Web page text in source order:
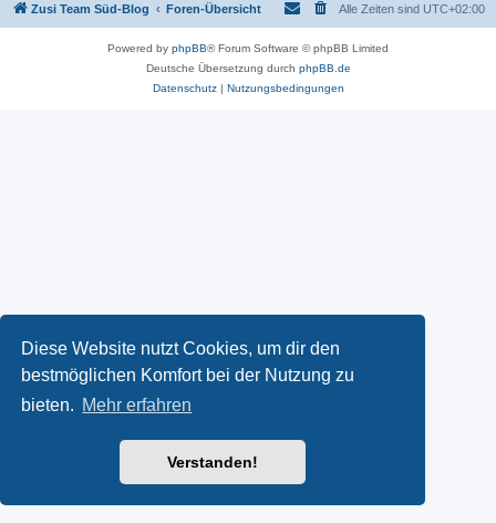
Diese Website nutzt Cookies, um dir den
bestmöglichen Komfort bei der Nutzung zu
bieten. Mehr erfahren
Verstanden!
Zusi Team Süd-Blog Foren-Übersicht Alle Zeiten sind UTC+02:00
Powered by phpBB® Forum Software © phpBB Limited
Deutsche Übersetzung durch phpBB.de
Datenschutz| Nutzungsbedingungen